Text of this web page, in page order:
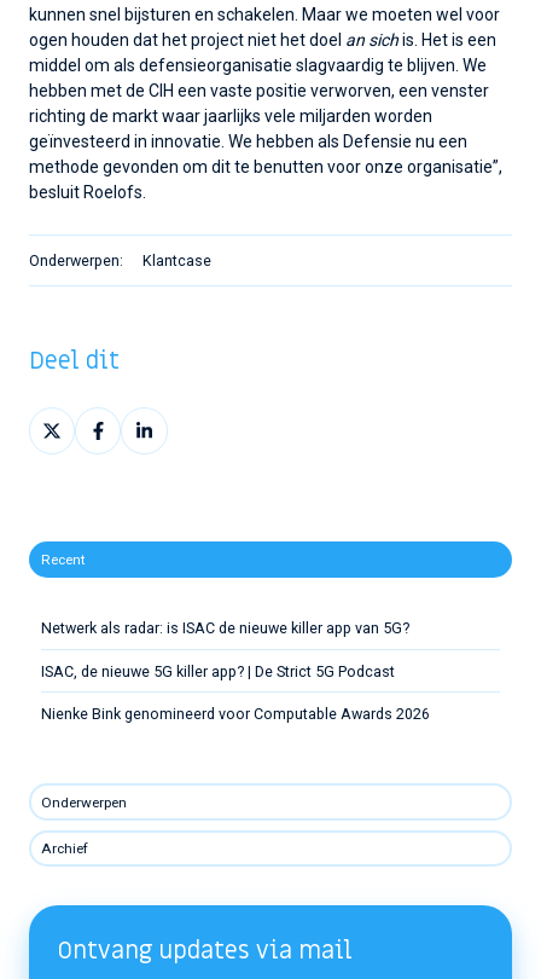
kunnen snel bijsturen en schakelen. Maar we moeten wel voor
ogen houden dat het project niet het doel an sichis. Het is een
middel om als defensieorganisatie slagvaardig te blijven. We
hebben met de CIH een vaste positie verworven, een venster
richting de markt waar jaarlijks vele miljarden worden
geïnvesteerd in innovatie. We hebben als Defensie nu een
methode gevonden om dit te benutten voor onze organisatie”,
besluit Roelofs.
Onderwerpen: Klantcase
Deel dit
Deel
op
Deel
op
Deel
op
Recent
Netwerk als radar: is ISAC de nieuwe killer app van 5G?
ISAC, de nieuwe 5G killer app? | De Strict 5G Podcast
Nienke Bink genomineerd voor Computable Awards 2026
Onderwerpen
Archief
Ontvang updates via mail